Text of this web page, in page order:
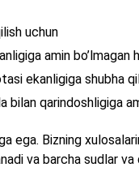
uchun
amin bo’lmagan
ekanligiga shubha
qarindoshligiga
ega. Bizning
va barcha sudlar